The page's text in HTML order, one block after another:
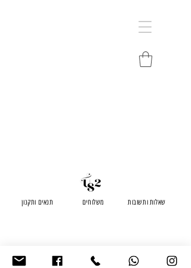
תנאים ותקנון שאלות ותשובות משלוחים